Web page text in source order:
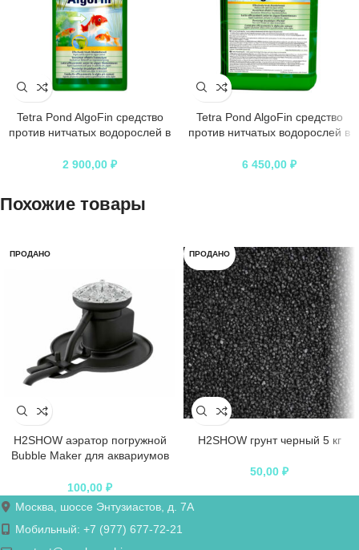
Tetra Pond AlgoFin средство
против нитчатых водорослей в
2 900,00 ₽
Tetra Pond AlgoFin средство
против нитчатых водорослей в
6 450,00 ₽
Похожие товары
ПРОДАНО
H2SHOW аэратор погружной
Bubble Maker для аквариумов
100,00 ₽
ПРОДАНО
H2SHOW грунт черный 5 кг
50,00 ₽
Москва, шоссе Энтузиастов, д. 7А
Мобильный: +7 (977) 677-72-21